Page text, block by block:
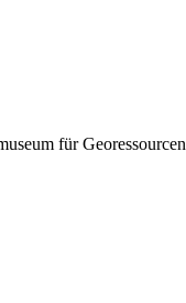
für Georessourcen